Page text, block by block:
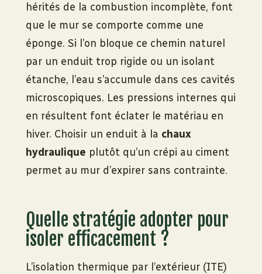
hérités de la combustion incomplète, font
que le mur se comporte comme une
éponge. Si l’on bloque ce chemin naturel
par un enduit trop rigide ou un isolant
étanche, l’eau s’accumule dans ces cavités
microscopiques. Les pressions internes qui
en résultent font éclater le matériau en
hiver. Choisir un enduit à la chaux
hydraulique plutôt qu’un crépi au ciment
permet au mur d’expirer sans contrainte.
Quelle stratégie adopter pour
isoler efficacement ?
L’isolation thermique par l’extérieur (ITE)